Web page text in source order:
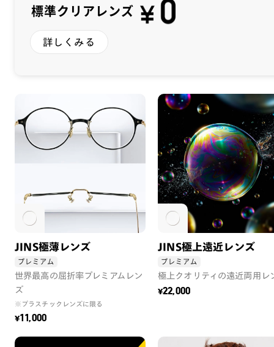
標準クリアレンズ
詳しくみる
JINS極薄レンズ
プレミアム
世界最高の屈折率プレミアムレン
ズ
※プラスチックレンズに限る
¥11,000
JINS極上遠近レンズ
プレミアム
極上クオリティの遠近両用レ
¥22,000